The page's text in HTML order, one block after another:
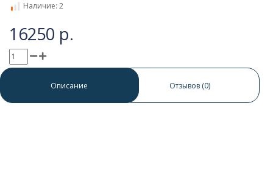
Наличие: 2
16250 р.
Написать отзыв
Описание Отзывов (0)